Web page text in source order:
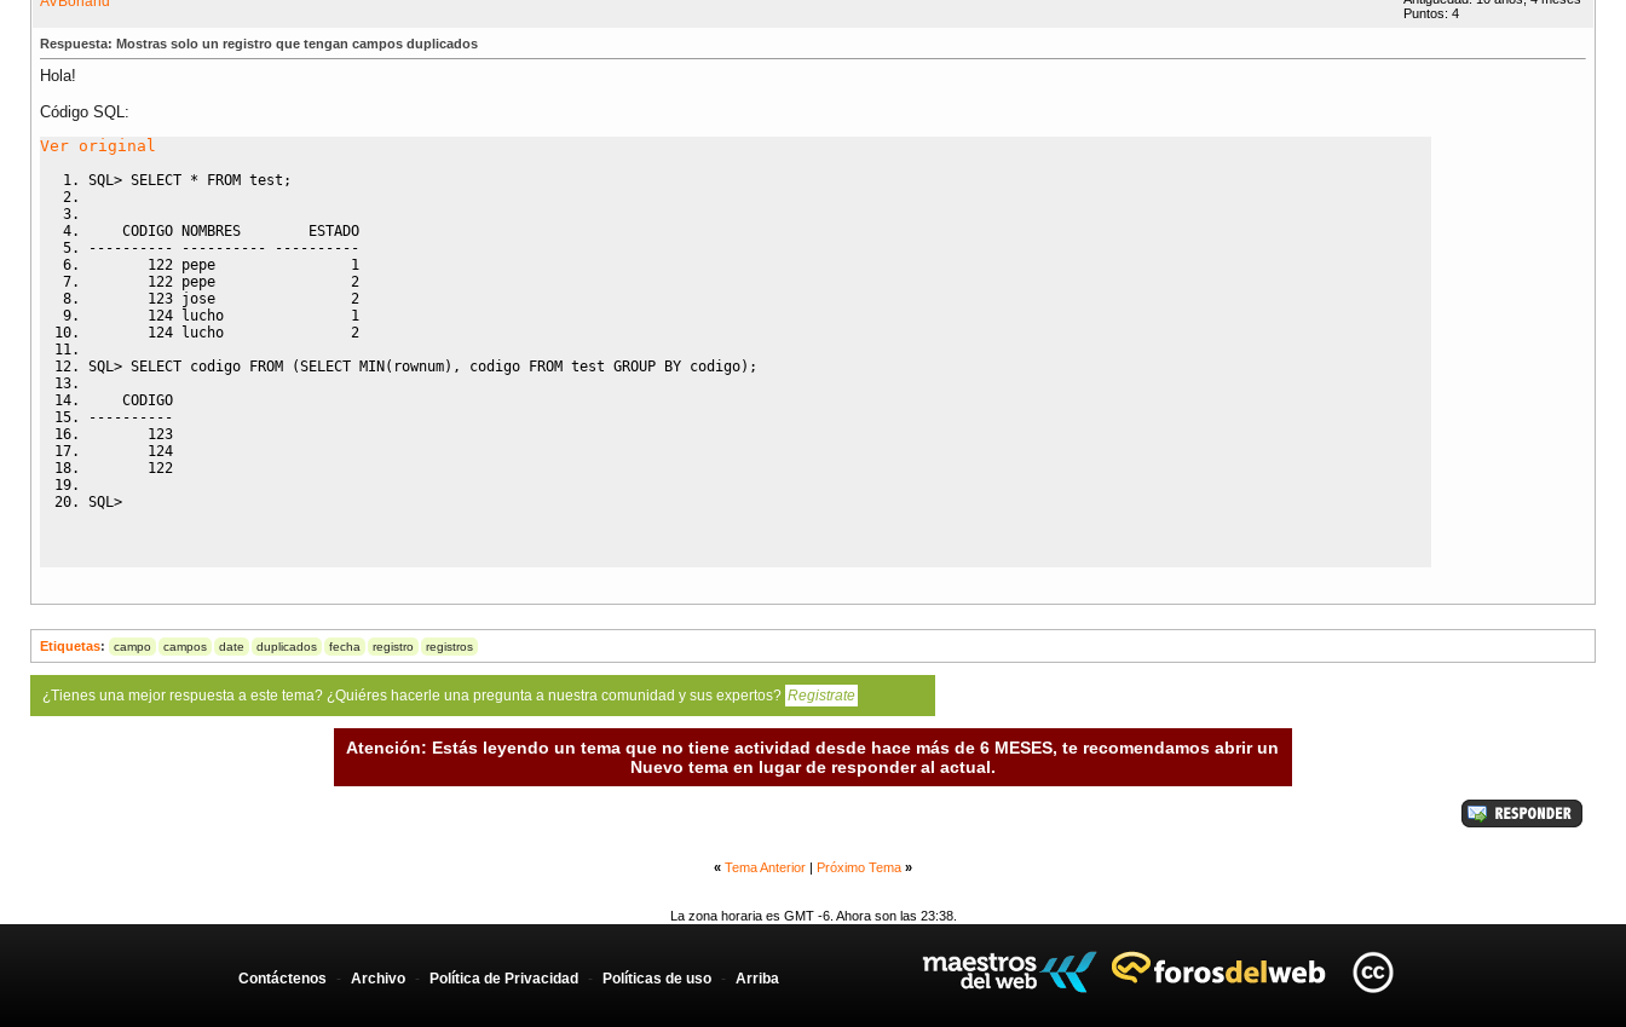
Puntos: 4
Respuesta: Mostras solo un registro que tengan campos duplicados
Hola!
Código SQL:
Ver original
SQL > SELECT * FROM test;
CODIGO NOMBRES        ESTADO
---------- ---------- ----------
122 pepe 1
122 pepe 2
123 jose 2
124 lucho 1
124 lucho 2
SQL > SELECT codigo FROM (SELECT MIN( rownum) , codigo FROM test GROUP BY codigo) ;
CODIGO
----------
123
124
122
SQL >
Etiquetas: campo campos date duplicados fecha registro registros
¿Tienes una mejor respuesta a este tema? ¿Quiéres hacerle una pregunta a nuestra comunidad y sus expertos? Registrate
Atención: Estás leyendo un tema que no tiene actividad desde hace más de 6 MESES, te recomendamos abrir un
Nuevo tema en lugar de responder al actual.
« Tema Anterior Próximo Tema »
La zona horaria es GMT -6. Ahora son las 23:38.
Contáctenos - Archivo - Política de Privacidad - Políticas de uso - Arriba